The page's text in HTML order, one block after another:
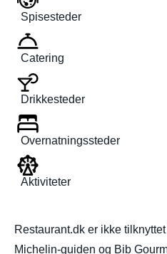
Spisesteder
Catering
Drikkesteder
Overnatningssteder
Aktiviteter
Restaurant.dk er ikke
Michelin-guiden og Bib